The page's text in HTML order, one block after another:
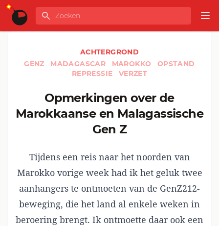
Ga naar de inhoud
GLOBALINFO
Zoeken
ACHTERGROND
GENZ
MADAGASCAR MAROKKO
OPSTAND
REPRESSIE
VERZET
Opmerkingen over de
Marokkaanse en Malagassische
Gen Z
Tijdens een reis naar het noorden van
Marokko vorige week had ik het geluk twee
aanhangers te ontmoeten van de GenZ212-
beweging, die het land al enkele weken in
beroering brengt. Ik ontmoette daar ook een